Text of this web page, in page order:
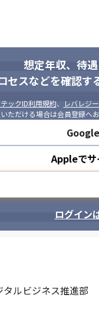
想定年収、待遇
セスなどを確認す
テックID利用規約、 レバレジ
ただける場合は会員登録へお
Appleでサ
ログイン
タルビジネス推進部